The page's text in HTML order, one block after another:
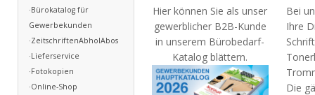
Hier können Sie als unser
gewerblicher B2B-Kunde
in unserem Bürobedarf-
Katalog blättern.
Bei
Ihre
Die
·Bürokatalog für
Gewerbekunden
·ZeitschriftenAbholAbos
·Lieferservice
·Fotokopien
·Online-Shop